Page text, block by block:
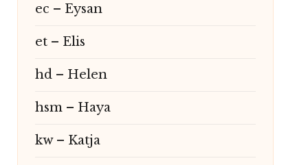
ec – Eysan
et – Elis
hd – Helen
hsm – Haya
kw – Katja